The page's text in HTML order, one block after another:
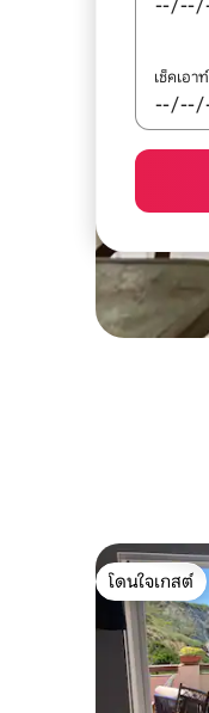
เช็คเอาท์
โดนใจเกสต์
โดนใจเกสต์